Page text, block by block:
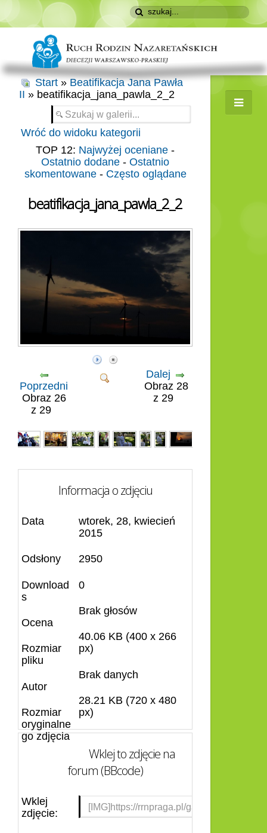
Start » Beatifikacja Jana Pawła
II » beatifikacja_jana_pawla_2_2
Wróć do widoku kategorii
TOP 12: Najwyżej oceniane -
Ostatnio dodane - Ostatnio
skomentowane- Często oglądane
beatifikacja_jana_pawla_2_2
Poprzedni
Obraz 26
z 29
Dalej
Obraz 28
z 29
Informacja o zdjęciu
Data
wtorek, 28, kwiecień
2015
Odsłony 2950
Download
s
0
Ocena
Brak głosów
Rozmiar
pliku
40.06 KB (400 x 266
px)
Autor
Brak danych
Rozmiar
oryginalne
go zdjęcia
28.21 KB (720 x 480
px)
Wklej to zdjęcie na
forum (BBcode)
Wklej
zdjęcie: